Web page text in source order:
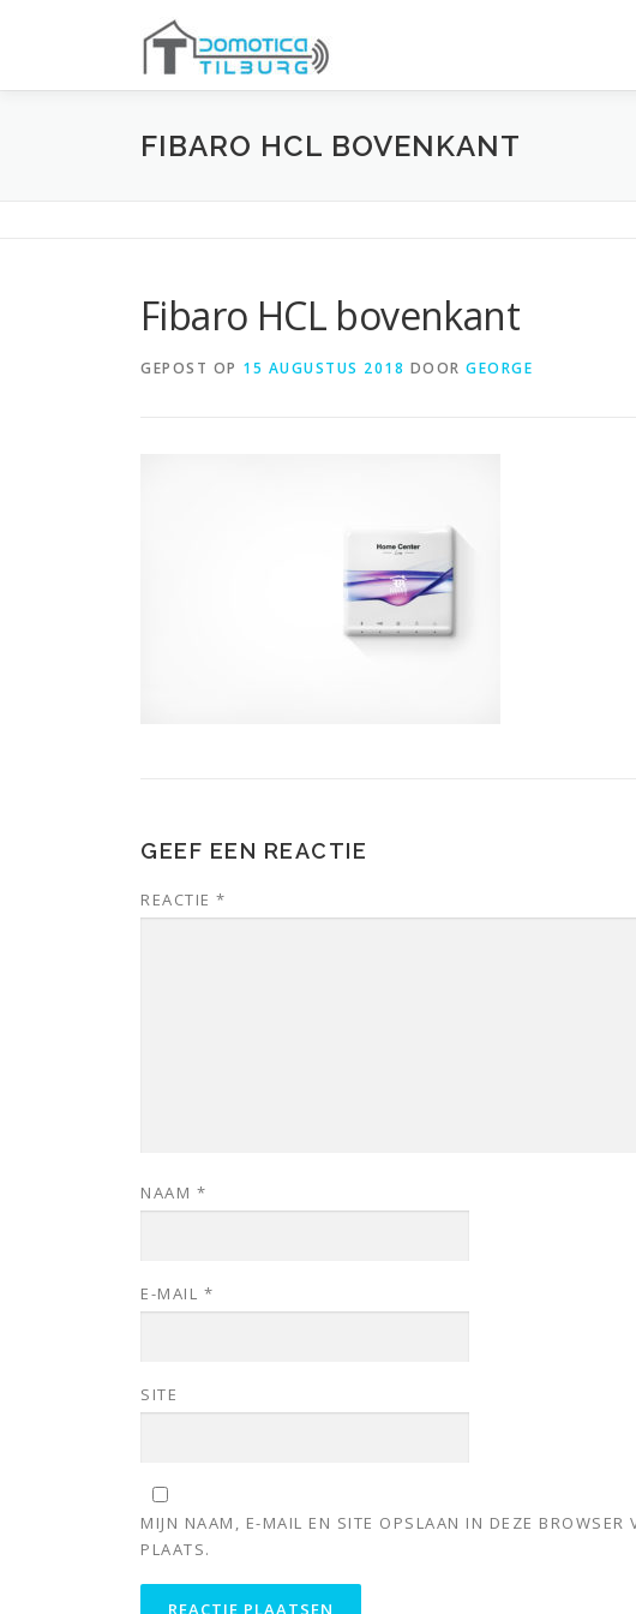
inhoud
FIBARO HCL BOVENKANT
Fibaro HCL bovenkant
GEPOST OP 15 AUGUSTUS 2018 DOOR GEORGE
GEEF EEN REACTIE
REACTIE *
NAAM *
E-MAIL *
SITE
MIJN NAAM, E-MAIL EN SITE OPSLAAN IN DEZE BROWSER
PLAATS.